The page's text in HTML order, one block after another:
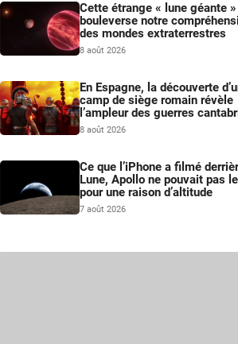
Cette étrange « lune géante »
bouleverse notre
des mondes extraterrestres
8 août 2026
En Espagne, la découverte
camp de siège romain révèle
l’ampleur des guerres
8 août 2026
Ce que l’iPhone a filmé
Lune, Apollo ne pouvait pas
pour une raison d’altitude
7 août 2026